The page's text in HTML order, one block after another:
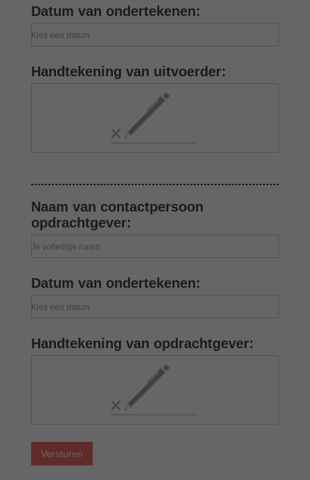
Datum van ondertekenen:
Kies een datum
Handtekening van uitvoerder:
Naam van contactpersoon
opdrachtgever:
Je volledige naam
Datum van ondertekenen:
Kies een datum
Handtekening van opdrachtgever:
Versturen